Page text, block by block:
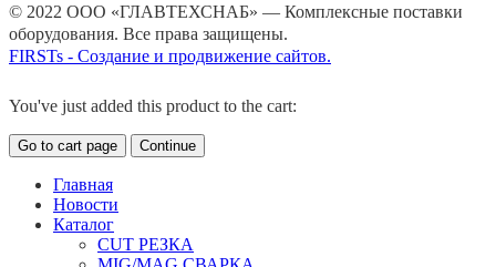
© 2022 ООО «ГЛАВТЕХСНАБ» — Комплексные поставки
оборудования. Все права защищены.
FIRSTs - Создание и продвижение сайтов.
You've just added this product to the cart:
Go to cart page Continue
Главная
Новости
Каталог
CUT РЕЗКА